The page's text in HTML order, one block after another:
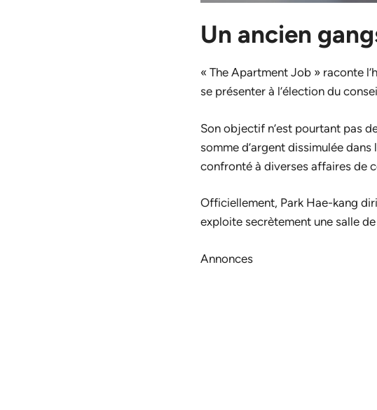
Un ancien
« The Apartment Job » raconte
se présenter à l’élection du
Son objectif n’est pourtant pas
somme d’argent dissimulée
confronté à diverses affaires de
Officiellement, Park Hae-kang
exploite secrètement une salle
Annonces